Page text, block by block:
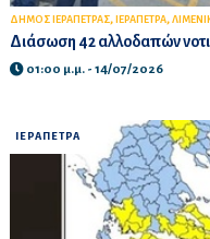
ΔΗΜΟΣ ΙΕΡΑΠΕΤΡΑΣ, ΙΕΡΑΠΕΤΡΑ,
Διάσωση 42 αλλοδαπών
01:00 μ.μ. - 14/07/2026
ΙΕΡΑΠΕΤΡΑ